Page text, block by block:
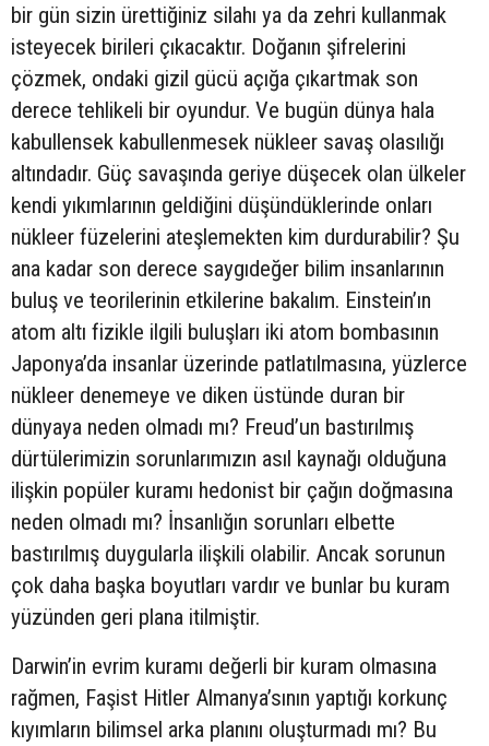
bir gün sizin ürettiğiniz silahı ya da zehri kullanmak
isteyecek birileri çıkacaktır. Doğanın şifrelerini
çözmek, ondaki gizil gücü açığa çıkartmak son
derece tehlikeli bir oyundur. Ve bugün dünya hala
kabullensek kabullenmesek nükleer savaş olasılığı
altındadır. Güç savaşında geriye düşecek olan ülkeler
kendi yıkımlarının geldiğini düşündüklerinde onları
nükleer füzelerini ateşlemekten kim durdurabilir? Şu
ana kadar son derece saygıdeğer bilim insanlarının
buluş ve teorilerinin etkilerine bakalım. Einstein’ın
atom altı fizikle ilgili buluşları iki atom bombasının
Japonya’da insanlar üzerinde patlatılmasına, yüzlerce
nükleer denemeye ve diken üstünde duran bir
dünyaya neden olmadı mı? Freud’un bastırılmış
dürtülerimizin sorunlarımızın asıl kaynağı olduğuna
ilişkin popüler kuramı hedonist bir çağın doğmasına
neden olmadı mı? İnsanlığın sorunları elbette
bastırılmış duygularla ilişkili olabilir. Ancak sorunun
çok daha başka boyutları vardır ve bunlar bu kuram
yüzünden geri plana itilmiştir.
Darwin’in evrim kuramı değerli bir kuram olmasına
rağmen, Faşist Hitler Almanya’sının yaptığı korkunç
kıyımların bilimsel arka planını oluşturmadı mı? Bu